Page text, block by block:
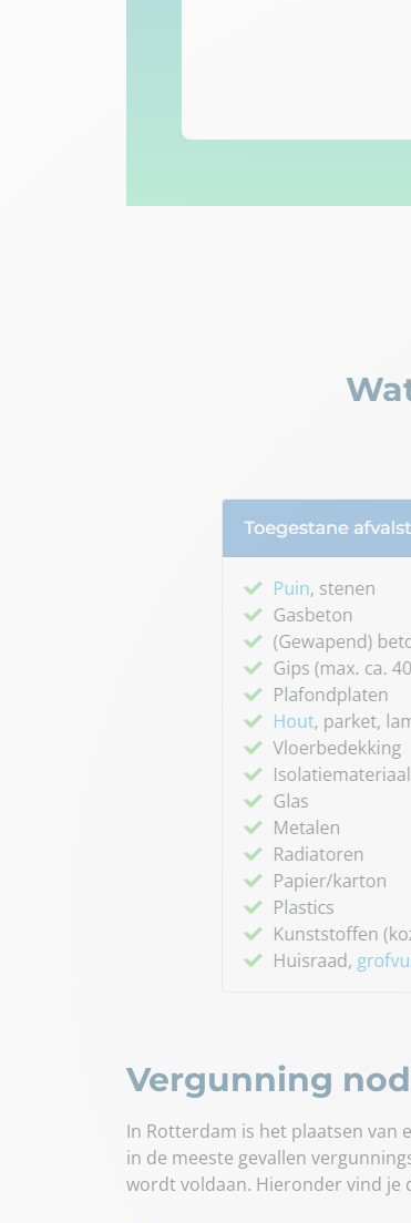
Vergunning
In Rotterdam is het plaatsen van
in de meeste gevallen
wordt voldaan. Hieronder vind je